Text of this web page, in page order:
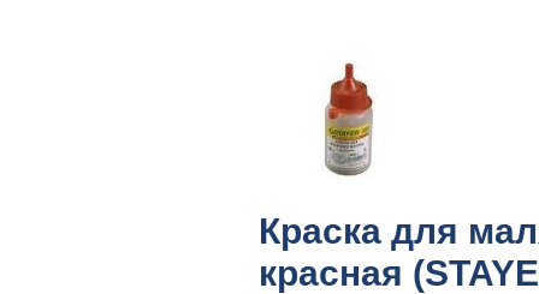
Краска для
красная